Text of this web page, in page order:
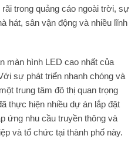
trong quảng cáo ngoài trời, sự
hát, sân vận động và nhiều lĩnh
màn hình LED cao nhất của
sự phát triển nhanh chóng và
trung tâm đô thị quan trọng
thực hiện nhiều dự án lắp đặt
ứng nhu cầu truyền thông và
và tổ chức tại thành phố này.